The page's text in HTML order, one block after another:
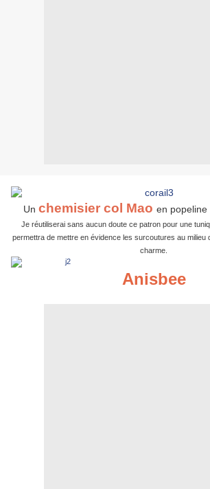
Un chemisier col Mao en popeline
Je réutiliserai sans aucun doute ce patron pour une
permettra de mettre en évidence les surcoutures au milieu
charme.
Anisbee